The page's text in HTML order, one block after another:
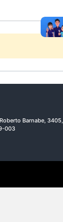
Barnabe, 3405,
003